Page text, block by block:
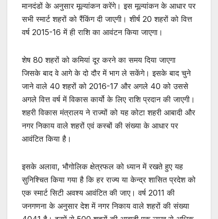
मानदंडों के अनुसार मूल्यांकन करेंगे। इस मूल्यांकन के आधार पर
सभी स्मार्ट शहरों को रैंकिंग दी जाएगी। शीर्ष 20 शहरों को वित्त
वर्ष 2015-16 में ही राशि का आवंटन किया जाएगा।
शेष 80 शहरों को कमियां दूर करने का समय दिया जाएगा
जिसके बाद वे आगे के दो दौर में भाग ले सकेंगे। इसके बाद चुने
जाने वाले 40 शहरों को 2016-17 और अगले 40 को उससे
अगले वित्त वर्ष में विकास कार्यो के लिए राशि प्रदान की जाएगी।
शहरी विकास मंत्रालय ने राज्यों को यह कोटा शहरी आबादी और
नगर निकाय वाले शहरों एवं कस्बों की संख्या के आधार पर
आवंटित किया है।
इसके अलावा, भौगोलिक क्षेत्रफल को ध्यान में रखते हुए यह
सुनिश्चित किया गया है कि हर राज्य या केन्द्र शासित प्रदेश को
एक स्मार्ट सिटी अवश्य आवंटित की जाए। वर्ष 2011 की
जनगणना के अनुसार देश में नगर निकाय वाले शहरों की संख्या